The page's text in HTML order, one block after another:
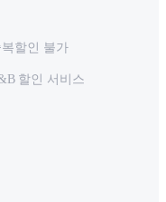
할인 불가
할인 서비스